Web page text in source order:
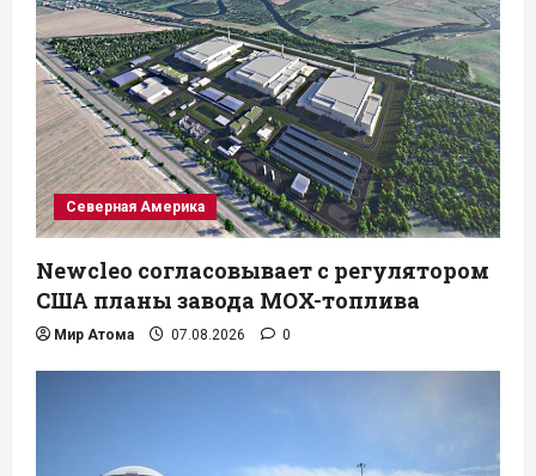
Северная Америка
Newcleo согласовывает с регулятором
США планы завода MOX-топлива
Мир Атома 07.08.2026 0